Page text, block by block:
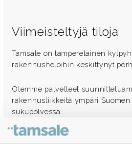
Viimeisteltyjä tiloja
Tamsale on tamperelainen
rakennusheloihin keskittynyt
Olemme palvelleet
rakennusliikkeitä ympäri Suomen
sukupolvessa.
Ota yhteyttä - autamme